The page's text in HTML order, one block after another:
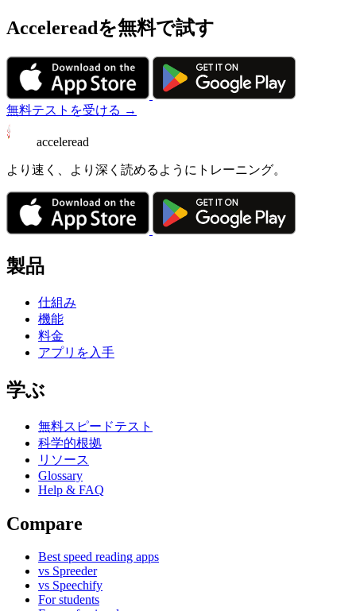
Accelereadを無料で試す
無料テストを受ける →
acceleread
より速く、より深く読めるようにトレーニング。
製品
仕組み
機能
料金
アプリを入手
学ぶ
無料スピードテスト
科学的根拠
リソース
Glossary
Help & FAQ
Compare
Best speed reading apps
vs Spreeder
vs Speechify
For students